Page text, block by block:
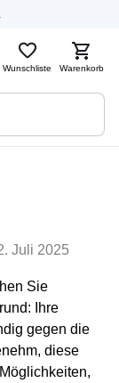
Wunschliste Warenkorb
Juli 2025
Sie
Ihre
gegen die
diese